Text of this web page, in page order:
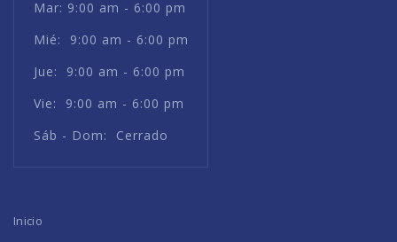
Mar: 9:00 am - 6:00 pm
Mié: 9:00 am - 6:00 pm
Jue: 9:00 am - 6:00 pm
Vie: 9:00 am - 6:00 pm
Sáb - Dom: Cerrado
Inicio